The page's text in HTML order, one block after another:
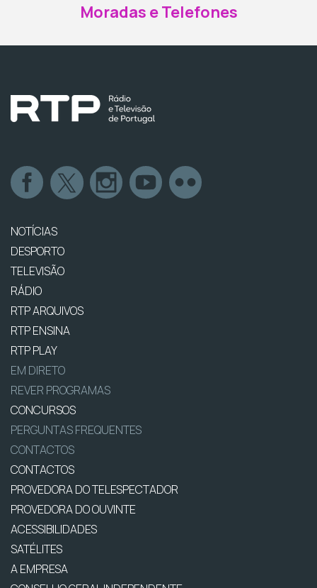
Moradas e Telefones
NOTÍCIAS
DESPORTO
TELEVISÃO
RÁDIO
RTP ARQUIVOS
RTP ENSINA
RTP PLAY
EM DIRETO
REVER PROGRAMAS
CONCURSOS
PERGUNTAS FREQUENTES
CONTACTOS
CONTACTOS
PROVEDORA DO TELESPECTADOR
PROVEDORA DO OUVINTE
ACESSIBILIDADES
SATÉLITES
A EMPRESA